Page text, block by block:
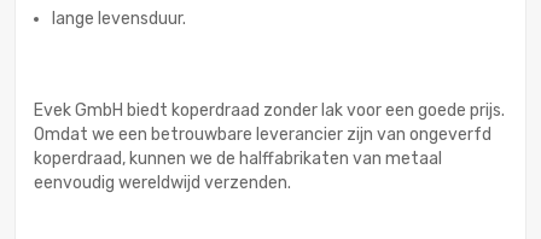
lange levensduur.
Evek GmbH biedt koperdraad zonder lak voor een goede prijs.
Omdat we een betrouwbare leverancier zijn van ongeverfd
koperdraad, kunnen we de halffabrikaten van metaal
eenvoudig wereldwijd verzenden.